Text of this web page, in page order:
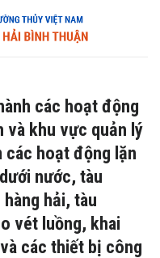
các hoạt động
và khu vực quản lý
các hoạt động lặn
nước, tàu
hải, tàu
vét luồng, khai
các thiết bị công